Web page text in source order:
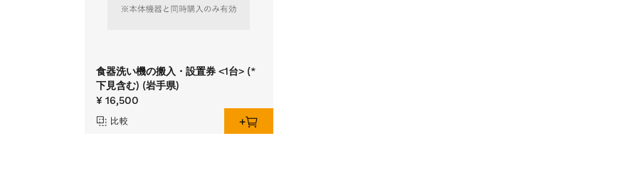
食器洗い機の搬入・設置券 <1台> (*
下見含む) (岩手県)
¥ 16,500
比較